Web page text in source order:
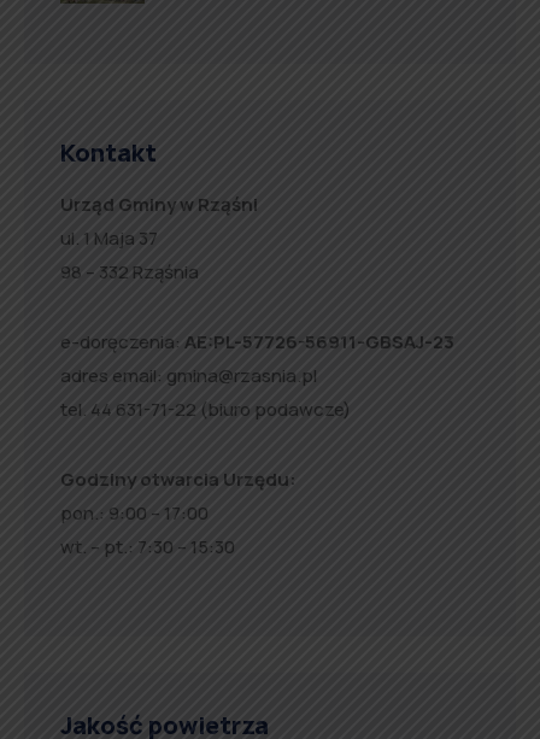
Kontakt
Urząd Gminy w Rząśni
ul. 1 Maja 37
98 – 332 Rząśnia
e-doręczenia: AE:PL-57726-56911-GBSAJ-23
adres email: gmina@rzasnia.pl
tel. 44 631-71-22 (biuro podawcze)
Godziny otwarcia Urzędu:
pon.: 9:00 – 17:00
wt. – pt.: 7:30 – 15:30
Jakość powietrza